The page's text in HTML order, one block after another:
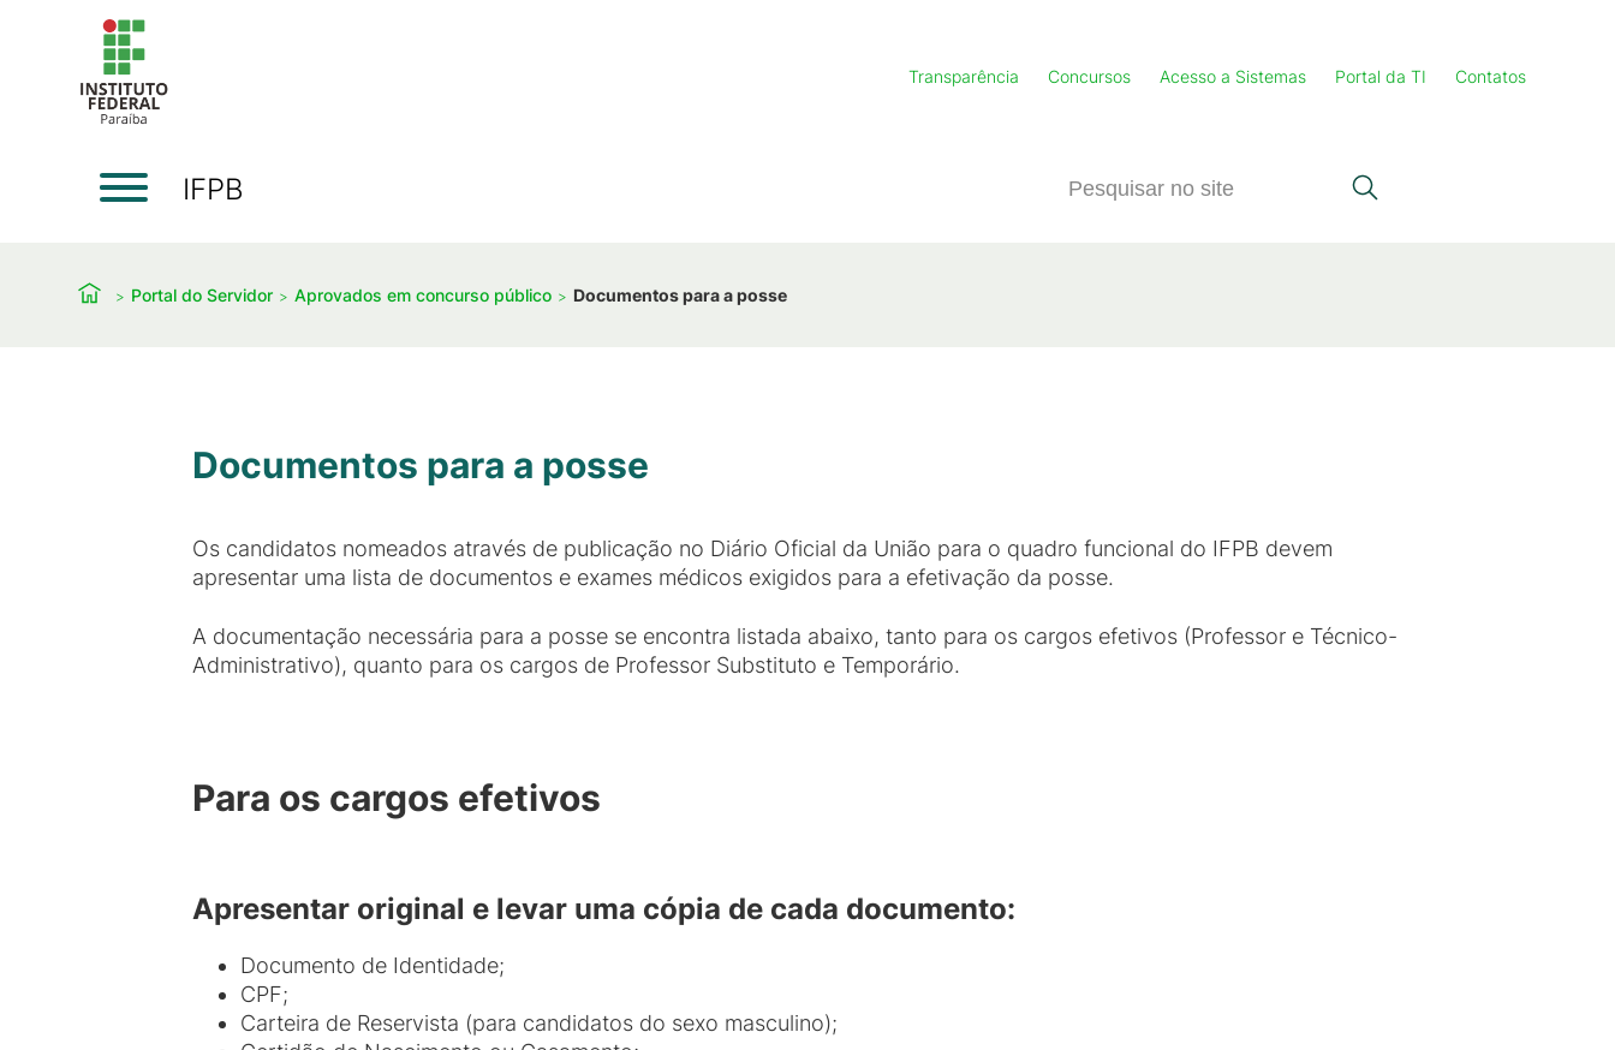
Transparência Concursos Acesso a Sistemas Portal da TI Contatos
IFPB
Portal do Servidor Aprovados em concurso público Documentos para a posse
Documentos para a posse
Os candidatos nomeados através de publicação no Diário Oficial da União para o quadro funcional do IFPB devem
apresentar uma lista de documentos e exames médicos exigidos para a efetivação da posse.
A documentação necessária para a posse se encontra listada abaixo, tanto para os cargos efetivos (Professor e Técnico-
Administrativo), quanto para os cargos de Professor Substituto e Temporário.
Para os cargos efetivos
Apresentar original e levar uma cópia de cada documento:
Documento de Identidade;
CPF;
Carteira de Reservista (para candidatos do sexo masculino);